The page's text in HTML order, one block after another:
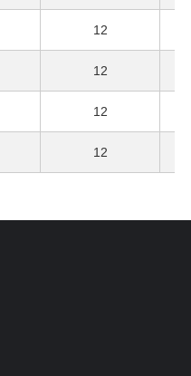
12
12
12
12